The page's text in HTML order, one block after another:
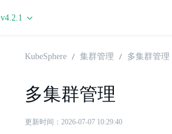
v4.2.1
KubeSphere 集群管理 多集群管理
多集群管理
更新时间：2026-07-07 10:29:40